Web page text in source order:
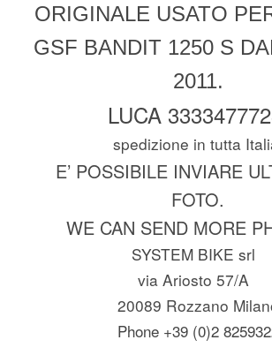
ORIGINALE USATO
GSF BANDIT 1250 S
2011.
LUCA
spedizione in tutta
E’ POSSIBILE INVIARE
FOTO.
WE CAN SEND MORE
SYSTEM BIKE srl
via Ariosto 57/A
20089 Rozzano
Phone +39 (0)2